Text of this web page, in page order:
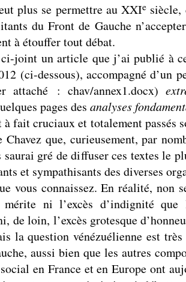
plus se permettre au XXIe siècle,
du Front de Gauche
à étouffer tout débat.
ci-joint un article que j’ai publié à
(ci-dessous), accompagné d’un
attaché : chav/annex1.docx)
pages des analyses
fait cruciaux et totalement passés
que, curieusement, par
saurai gré de diffuser ces textes le
et sympathisants des diverses
vous connaissez. En réalité, non
mérite ni l’excès d’indignité
de loin, l’excès grotesque
la question vénézuélienne est
aussi bien que les autres
en France et en Europe ont